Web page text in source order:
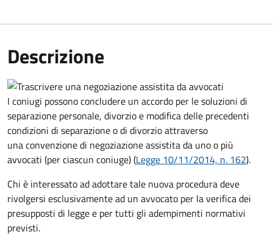
Descrizione
I coniugi possono concludere un accordo per le soluzioni di
separazione personale, divorzio e modifica delle precedenti
condizioni di separazione o di divorzio attraverso
una convenzione di negoziazione assistita da uno o più
avvocati (per ciascun coniuge) (Legge 10/11/2014, n. 162).
Chi è interessato ad adottare tale nuova procedura deve
rivolgersi esclusivamente ad un avvocato per la verifica dei
presupposti di legge e per tutti gli adempimenti normativi
previsti.